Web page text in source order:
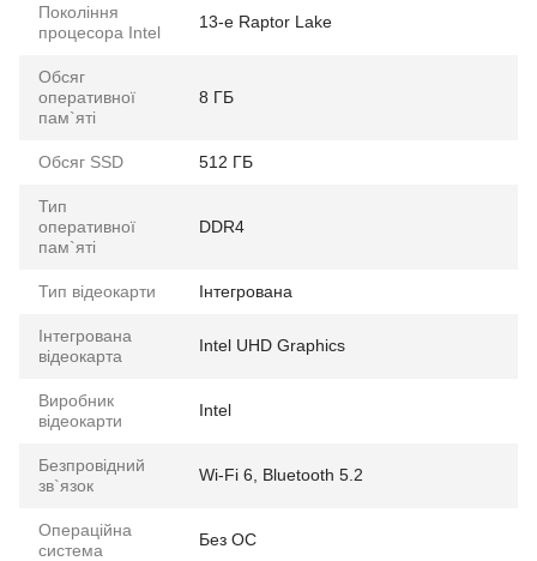
Покоління
процесора Intel
13-е Raptor Lake
Обсяг
оперативної
пам`яті
8 ГБ
Обсяг SSD 512 ГБ
Тип
оперативної
пам`яті
DDR4
Тип відеокарти Інтегрована
Інтегрована
відеокарта
Intel UHD Graphics
Виробник
відеокарти
Intel
Безпровідний
зв`язок
Wi-Fi 6, Bluetooth 5.2
Операційна
система
Без ОС